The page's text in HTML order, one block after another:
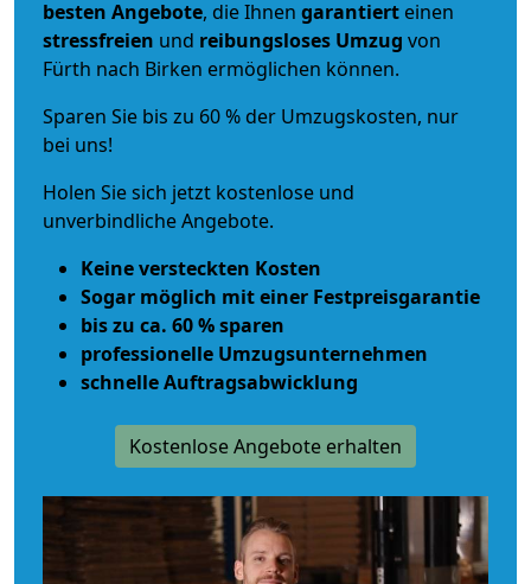
besten Angebote, die Ihnen garantiert einen
stressfreien und reibungsloses Umzug von
Fürth nach Birken ermöglichen können.
Sparen Sie bis zu 60 % der Umzugskosten, nur
bei uns!
Holen Sie sich jetzt kostenlose und
unverbindliche Angebote.
Keine versteckten Kosten
Sogar möglich mit einer Festpreisgarantie
bis zu ca. 60 % sparen
professionelle Umzugsunternehmen
schnelle Auftragsabwicklung
Kostenlose Angebote erhalten